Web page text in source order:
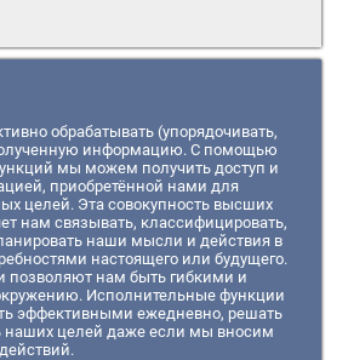
обрабатывать (упорядочивать,
информацию. С помощью
мы можем получить доступ и
приобретённой нами для
целей. Эта совокупность высших
нам связывать, классифицировать,
наши мысли и действия в
настоящего или будущего.
позволяют нам быть гибкими и
Исполнительные функции
эффективными ежедневно, решать
наших целей даже если мы вносим